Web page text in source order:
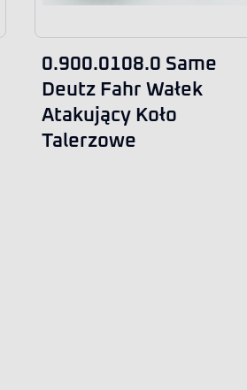
0.900.0108.0 Same
Deutz Fahr Wałek
Atakujący Koło
Talerzowe